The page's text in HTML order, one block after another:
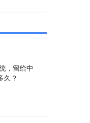
，留给中
久？